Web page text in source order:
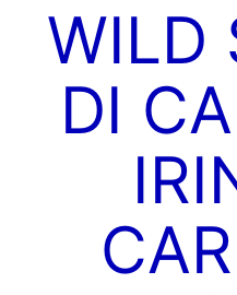
WILD
DI